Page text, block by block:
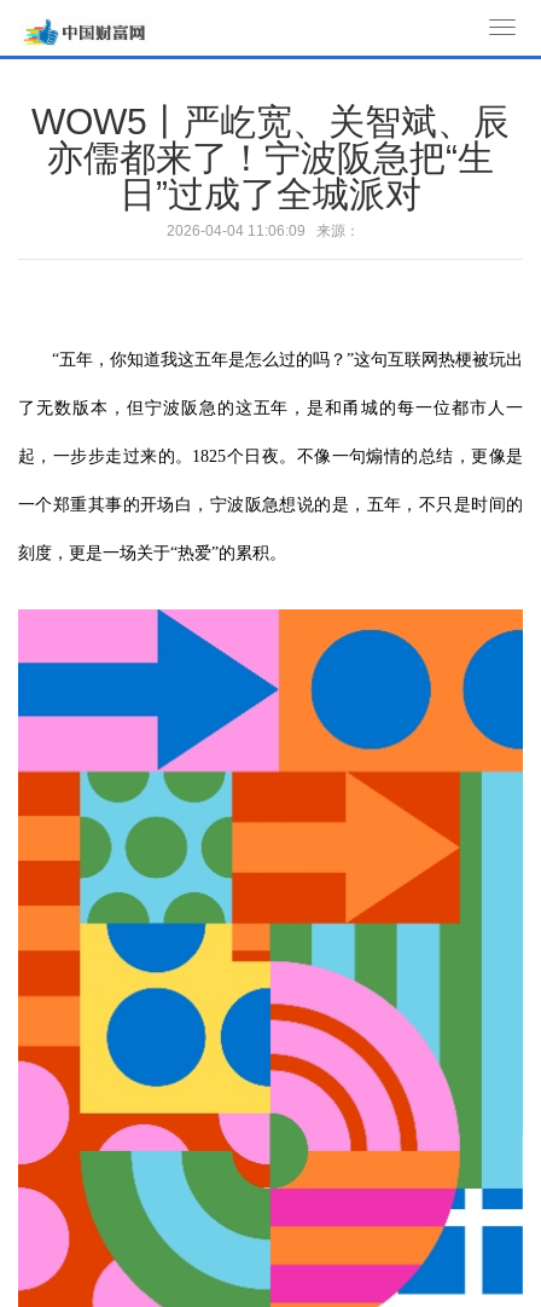
o
a
o
WOW5丨严屹宽、关智斌、辰
亦儒都来了！宁波阪急把“生
日”过成了全城派对
2026-04-04 11:06:09 来源：
“五年，你知道我这五年是怎么过的吗？”这句互联网热梗被玩出
了无数版本，但宁波阪急的这五年，是和甬城的每一位都市人一
起，一步步走过来的。1825个日夜。不像一句煽情的总结，更像是
一个郑重其事的开场白，宁波阪急想说的是，五年，不只是时间的
刻度，更是一场关于“热爱”的累积。